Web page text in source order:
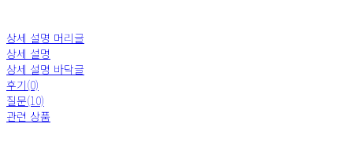
상세 설명 머리글
상세 설명
상세 설명 바닥글
후기(0)
질문(10)
관련 상품